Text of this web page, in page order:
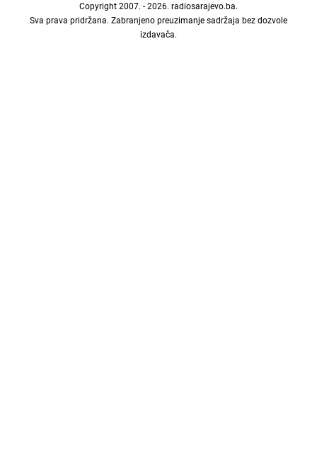
Copyright 2007. - 2026. radiosarajevo.ba.
Sva prava pridržana. Zabranjeno preuzimanje sadržaja bez dozvole
izdavača.